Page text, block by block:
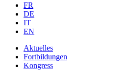
FR
DE
IT
EN
Aktuelles
Fortbildungen
Kongress